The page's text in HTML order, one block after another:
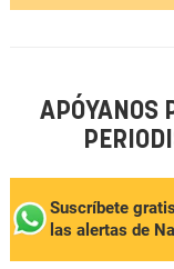
APÓYANOS
Suscríbete
las alertas de